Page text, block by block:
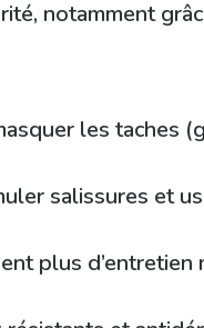
notamment
les taches
salissures et
plus